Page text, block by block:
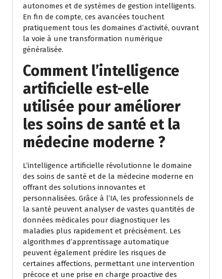
autonomes et de systèmes de gestion intelligents.
En fin de compte, ces avancées touchent
pratiquement tous les domaines d’activité, ouvrant
la voie à une transformation numérique
généralisée.
Comment l’intelligence
artificielle est-elle
utilisée pour améliorer
les soins de santé et la
médecine moderne ?
L’intelligence artificielle révolutionne le domaine
des soins de santé et de la médecine moderne en
offrant des solutions innovantes et
personnalisées. Grâce à l’IA, les professionnels de
la santé peuvent analyser de vastes quantités de
données médicales pour diagnostiquer les
maladies plus rapidement et précisément. Les
algorithmes d’apprentissage automatique
peuvent également prédire les risques de
certaines affections, permettant une intervention
précoce et une prise en charge proactive des